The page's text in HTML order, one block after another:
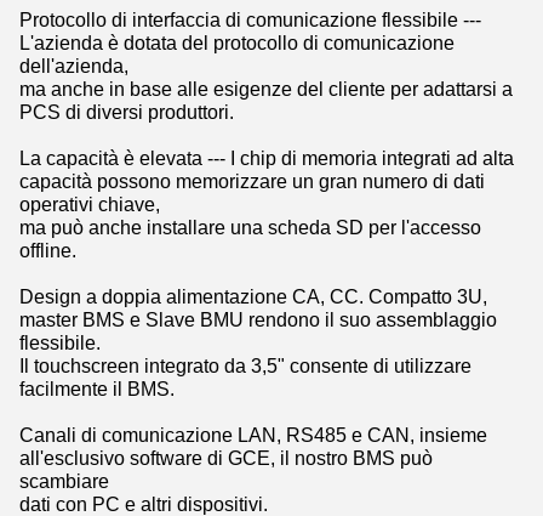
Protocollo di interfaccia di comunicazione flessibile ---
L'azienda è dotata del protocollo di comunicazione
dell'azienda,
ma anche in base alle esigenze del cliente per adattarsi a
PCS di diversi produttori.
La capacità è elevata --- I chip di memoria integrati ad alta
capacità possono memorizzare un gran numero di dati
operativi chiave,
ma può anche installare una scheda SD per l'accesso
offline.
Design a doppia alimentazione CA, CC. Compatto 3U,
master BMS e Slave BMU rendono il suo assemblaggio
flessibile.
Il touchscreen integrato da 3,5" consente di utilizzare
facilmente il BMS.
Canali di comunicazione LAN, RS485 e CAN, insieme
all'esclusivo software di GCE, il nostro BMS può
scambiare
dati con PC e altri dispositivi.